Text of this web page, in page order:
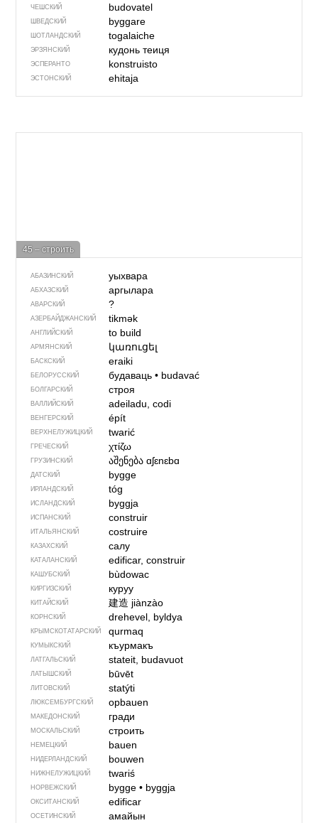
ЧЕШСКИЙ budovatel
ШВЕДСКИЙ byggare
ШОТЛАНДСКИЙ togalaiche
ЭРЗЯНСКИЙ кудонь теиця
ЭСПЕРАНТО konstruisto
ЭСТОНСКИЙ ehitaja
45 – строить
АБАЗИНСКИЙ уыхвара
АБХАЗСКИЙ аргылара
АВАРСКИЙ ?
АЗЕРБАЙДЖАН­СКИЙ tikmək
АНГЛИЙСКИЙ to build
АРМЯНСКИЙ կառուցել
БАСКСКИЙ eraiki
БЕЛОРУССКИЙ будаваць• budavać
БОЛГАРСКИЙ строя
ВАЛЛИЙСКИЙ adeiladu, codi
ВЕНГЕРСКИЙ épít
ВЕРХНЕЛУЖИЦКИЙ twarić
ГРЕЧЕСКИЙ χτίζω
ГРУЗИНСКИЙ აშენებაɑʃɛnɛbɑ
ДАТСКИЙ bygge
ИРЛАНДСКИЙ tóg
ИСЛАНДСКИЙ byggja
ИСПАНСКИЙ construir
ИТАЛЬЯНСКИЙ costruire
КАЗАХСКИЙ салу
КАТАЛАНСКИЙ edificar, construir
КАШУБСКИЙ bùdowac
КИРГИЗСКИЙ куруу
КИТАЙСКИЙ 建造 jiànzào
КОРНСКИЙ drehevel, byldya
КРЫМСКО­ТАТАРСКИЙ qurmaq
КУМЫКСКИЙ къурмакъ
ЛАТГАЛЬСКИЙ stateit, budavuot
ЛАТЫШСКИЙ būvēt
ЛИТОВСКИЙ statýti
ЛЮКСЕМБУРГСКИЙ opbauen
МАКЕДОНСКИЙ гради
МОСКАЛЬСКИЙ строить
НЕМЕЦКИЙ bauen
НИДЕРЛАНДСКИЙ bouwen
НИЖНЕЛУЖИЦКИЙ twariś
НОРВЕЖСКИЙ bygge• byggja
ОКСИТАНСКИЙ edificar
ОСЕТИНСКИЙ амайын